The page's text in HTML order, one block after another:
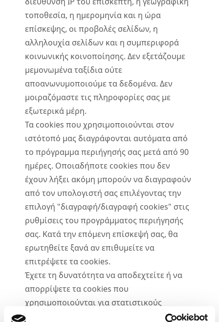
τοποθεσία, η ημερομηνία και η ώρα
επίσκεψης, οι προβολές σελίδων, η
αλληλουχία σελίδων και η συμπεριφορά
κοινωνικής κοινοποίησης. Δεν εξετάζουμε
μεμονωμένα ταξίδια ούτε
αποανωνυμοποιούμε τα δεδομένα. Δεν
μοιραζόμαστε τις πληροφορίες σας με
εξωτερικά μέρη.
Τα cookies που χρησιμοποιούνται στον
ιστότοπό μας διαγράφονται αυτόματα από
το πρόγραμμα περιήγησής σας μετά από 90
ημέρες. Οποιαδήποτε cookies που δεν
έχουν λήξει ακόμη μπορούν να διαγραφούν
από τον υπολογιστή σας επιλέγοντας την
επιλογή "διαγραφή/διαγραφή cookies" στις
ρυθμίσεις του προγράμματος περιήγησής
σας. Κατά την επόμενη επίσκεψή σας, θα
ερωτηθείτε ξανά αν επιθυμείτε να
επιτρέψετε τα cookies.
Έχετε τη δυνατότητα να αποδεχτείτε ή να
απορρίψετε τα cookies που
χρησιμοποιούνται για στατιστικούς
σκοπούς στον ιστότοπό μας.